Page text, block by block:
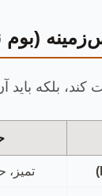
کند، بلکه
تمیز،